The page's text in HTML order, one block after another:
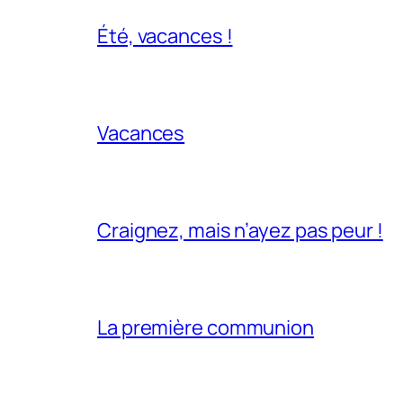
Été, vacances !
Vacances
Craignez, mais n’ayez pas peur !
La première communion